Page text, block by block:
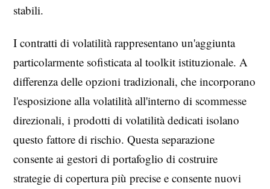
stabili.
I contratti di volatilità rappresentano un'aggiunta
particolarmente sofisticata al toolkit istituzionale. A
differenza delle opzioni tradizionali, che incorporano
l'esposizione alla volatilità all'interno di scommesse
direzionali, i prodotti di volatilità dedicati isolano
questo fattore di rischio. Questa separazione
consente ai gestori di portafoglio di costruire
strategie di copertura più precise e consente nuovi